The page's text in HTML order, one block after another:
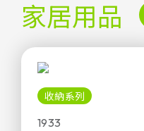
家居用品
收納系列
1933